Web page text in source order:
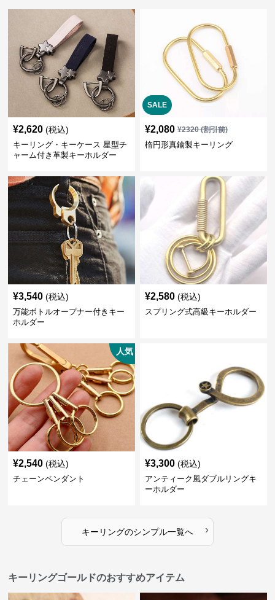
¥2,620 (税込)
キーリング・キーケース 星型チ
ャーム付き革製キーホルダー
SALE
¥2,080 ¥2320(割引前)
楕円形真鍮製キーリング
¥3,540 (税込)
万能ボトルオープナー付きキー
ホルダー
¥2,580 (税込)
スプリング式高級キーホルダー
人気
¥2,540 (税込)
チェーンペンダント
¥3,300 (税込)
アンティーク風ダブルリングキ
ーホルダー
キーリングのシンプル一覧へ ›
キーリングゴールドのおすすめアイテム